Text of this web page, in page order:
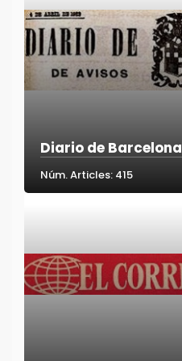
Diario de Barcelona
Núm. Articles: 415